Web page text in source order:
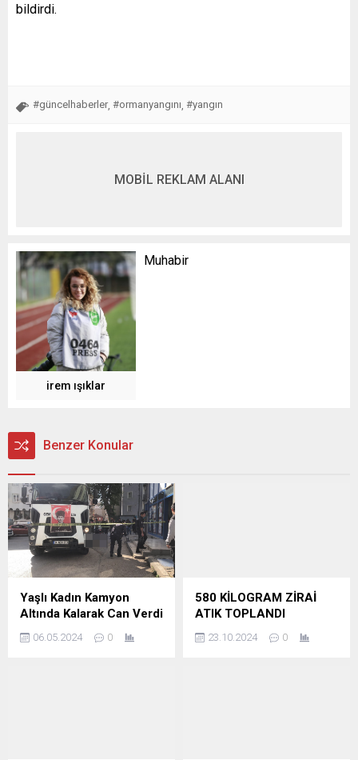
bildirdi.
#güncelhaberler, #ormanyangını, #yangın
MOBİL REKLAM ALANI
irem ışıklar
Muhabir
Benzer Konular
Yaşlı Kadın Kamyon
Altında Kalarak Can Verdi
06.05.2024 0
580 KİLOGRAM ZİRAİ
ATIK TOPLANDI
23.10.2024 0